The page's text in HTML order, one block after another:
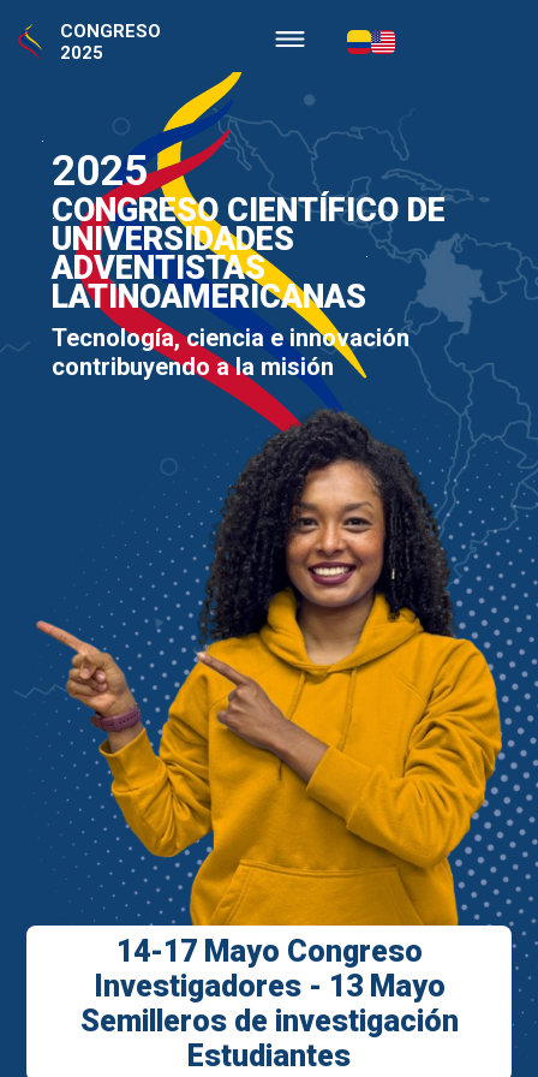
CONGRESO
2025
2025
CONGRESO CIENTÍFICO DE
UNIVERSIDADES
ADVENTISTAS
LATINOAMERICANAS
Tecnología, ciencia e innovación
contribuyendo a la misión
14-17 Mayo Congreso
Investigadores - 13 Mayo
Semilleros de investigación
Estudiantes